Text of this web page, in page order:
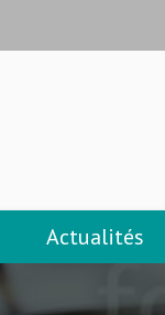
Actualités